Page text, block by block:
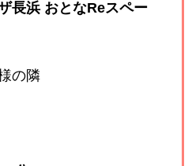
長浜 おとなReスペー
隣